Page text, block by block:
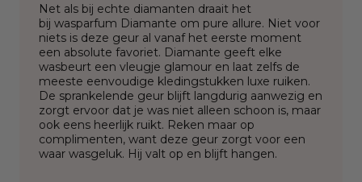
Net als bij echte diamanten draait het
bij wasparfum Diamante om pure allure. Niet voor
niets is deze geur al vanaf het eerste moment
een absolute favoriet. Diamante geeft elke
wasbeurt een vleugje glamour en laat zelfs de
meeste eenvoudige kledingstukken luxe ruiken.
De sprankelende geur blijft langdurig aanwezig en
zorgt ervoor dat je was niet alleen schoon is, maar
ook eens heerlijk ruikt. Reken maar op
complimenten, want deze geur zorgt voor een
waar wasgeluk. Hij valt op en blijft hangen.